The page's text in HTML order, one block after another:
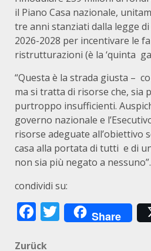
il Piano Casa nazionale,
tre anni stanziati dalla legge
2026-2028 per incentivare le
ristrutturazioni (è la ‘quinta
“Questa è la strada giusta –
ma si tratta di risorse che, sia
purtroppo insufficienti.
governo nazionale e
risorse adeguate all’obiettivo
casa alla portata di tutti e di
non sia più negato a nessuno”.
condividi su:
Facebook
Twitter
Share
Zurück